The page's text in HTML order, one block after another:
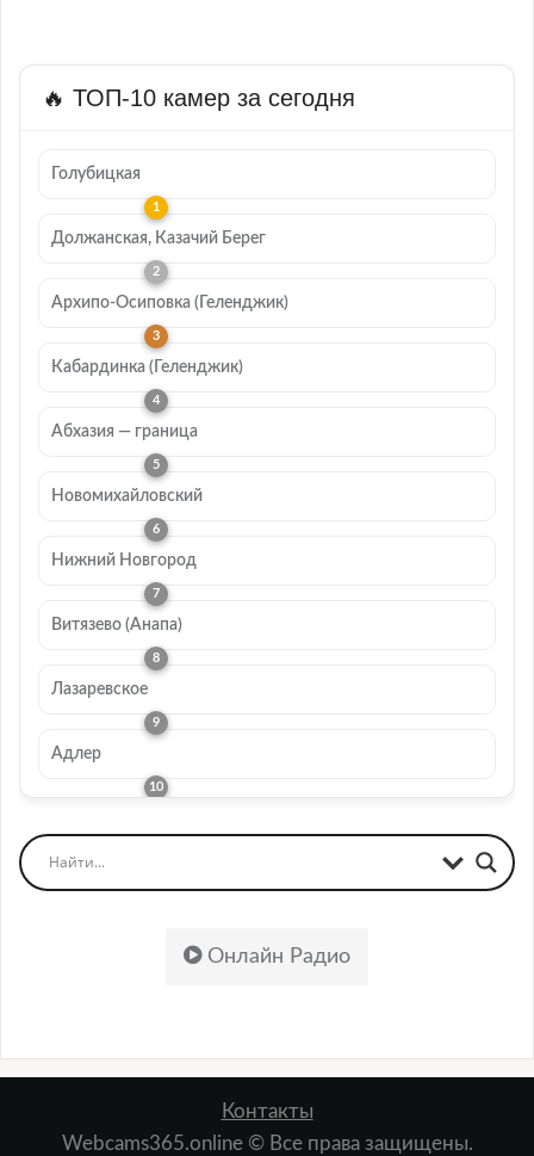
🔥 ТОП-10 камер за сегодня
Голубицкая
Должанская, Казачий Берег
Архипо-Осиповка (Геленджик)
Кабардинка (Геленджик)
Абхазия — граница
Новомихайловский
Нижний Новгород
Витязево (Анапа)
Лазаревское
Адлер
Онлайн Радио
Контакты
Webcams365.online © Все права защищены.